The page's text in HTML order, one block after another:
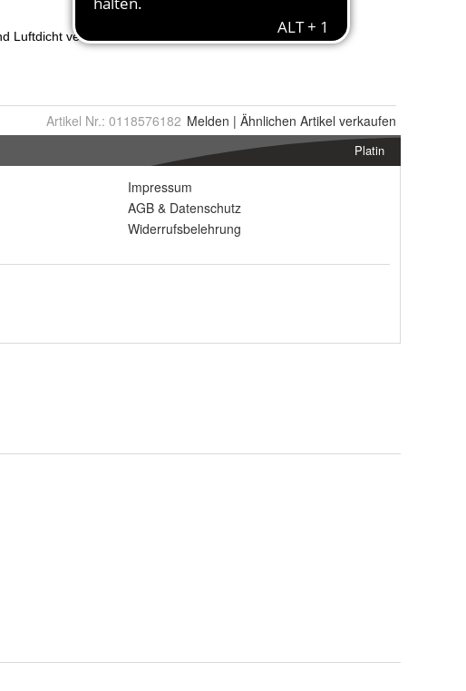
Artikel Nr.: 0118576182 Melden | Ähnlichen Artikel verkaufen
Platin
Impressum
AGB & Datenschutz
Widerrufsbelehrung